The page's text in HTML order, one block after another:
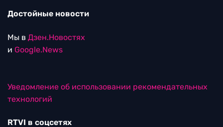
Достойные новости
Мы в Дзен.Новостях
и Google.News
Уведомление об использовании рекомендательных
технологий
RTVI в соцсетях